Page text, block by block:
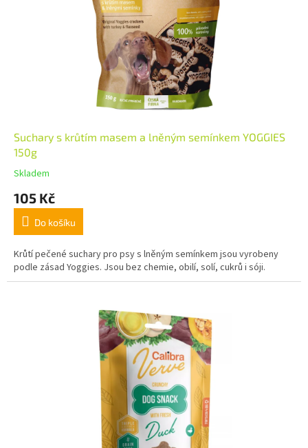
Suchary s krůtím masem a lněným semínkem YOGGIES
150g
Skladem
105 Kč
Do košíku
Krůtí pečené suchary pro psy s lněným semínkem jsou vyrobeny
podle zásad Yoggies. Jsou bez chemie, obilí, solí, cukrů i sóji.